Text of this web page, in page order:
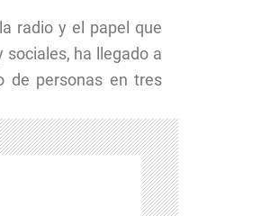
radio y el papel que
sociales, ha llegado a
de personas en tres